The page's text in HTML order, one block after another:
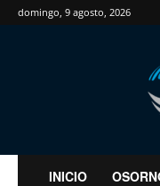
domingo, 9 agosto, 2026
INICIO